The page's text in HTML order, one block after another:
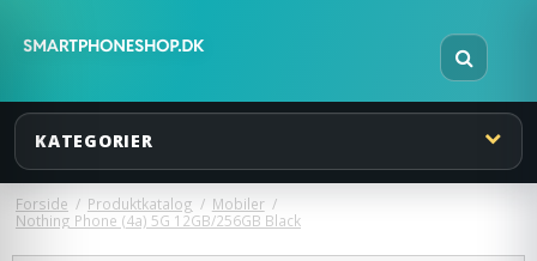
KATEGORIER
Forside / Produktkatalog / Mobiler /
Nothing Phone (4a) 5G 12GB/256GB Black